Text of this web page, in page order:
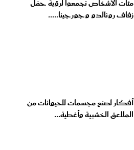
مئات الأشخاص تجمعوا لرؤية حفل
زفاف رونالدو وجورجينا.....
أفكار لصنع مجسمات للحيوانات من
الملاعق الخشبية وأغطية...